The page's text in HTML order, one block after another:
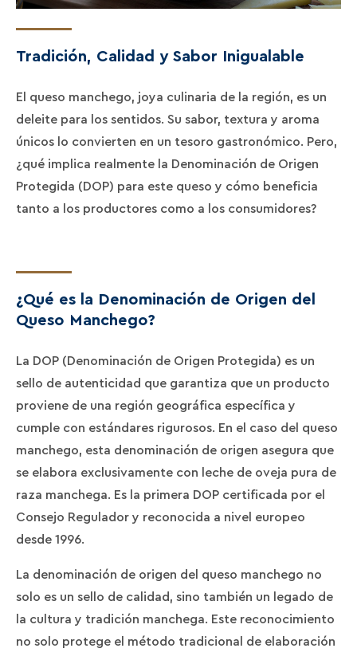
Tradición, Calidad y Sabor Inigualable
El queso manchego, joya culinaria de la región, es un
deleite para los sentidos. Su sabor, textura y aroma
únicos lo convierten en un tesoro gastronómico. Pero,
¿qué implica realmente la Denominación de Origen
Protegida (DOP) para este queso y cómo beneficia
tanto a los productores como a los consumidores?
¿Qué es la Denominación de Origen del
Queso Manchego?
La DOP (Denominación de Origen Protegida) es un
sello de autenticidad que garantiza que un producto
proviene de una región geográfica específica y
cumple con estándares rigurosos. En el caso del queso
manchego, esta denominación de origen asegura que
se elabora exclusivamente con leche de oveja pura de
raza manchega. Es la primera DOP certificada por el
Consejo Regulador y reconocida a nivel europeo
desde 1996.
La denominación de origen del queso manchego no
solo es un sello de calidad, sino también un legado de
la cultura y tradición manchega. Este reconocimiento
no solo protege el método tradicional de elaboración